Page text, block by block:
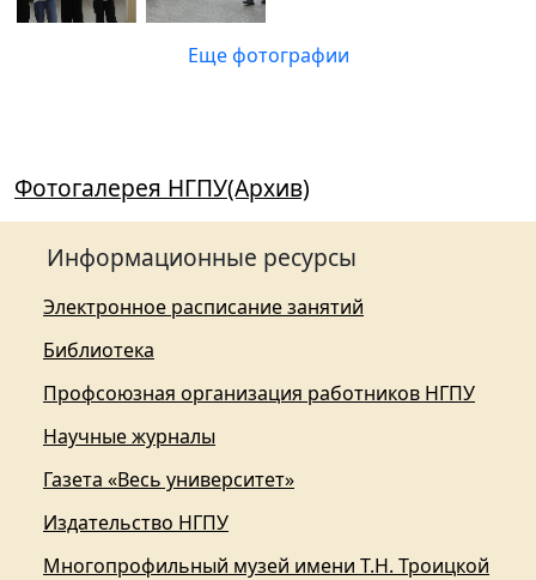
Еще фотографии
Фотогалерея НГПУ(Архив)
Информационные ресурсы
Электронное расписание занятий
Библиотека
Профсоюзная организация работников НГПУ
Научные журналы
Газета «Весь университет»
Издательство НГПУ
Многопрофильный музей имени Т.Н. Троицкой